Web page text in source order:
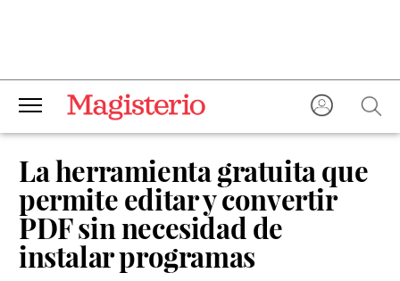
La herramienta gratuita que
permite editar y convertir
PDF sin necesidad de
instalar programas